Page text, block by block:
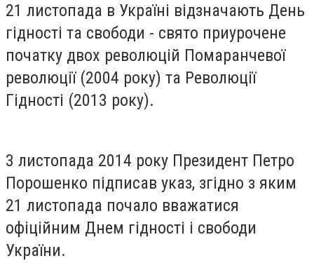
21 листопада в Україні відзначають День
гідності та свободи - свято приурочене
початку двох революцій Помаранчевої
революції (2004 року) та Революції
Гідності (2013 року).
3 листопада 2014 року Президент Петро
Порошенко підписав указ, згідно з яким
21 листопада почало вважатися
офіційним Днем гідності і свободи
України.